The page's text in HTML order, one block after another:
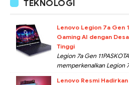
TEKNOLOGI
Lenovo Legion 7a Gen
Gaming AI dengan
Tinggi
Legion 7a Gen
memperkenalkan Legion
Lenovo Resmi